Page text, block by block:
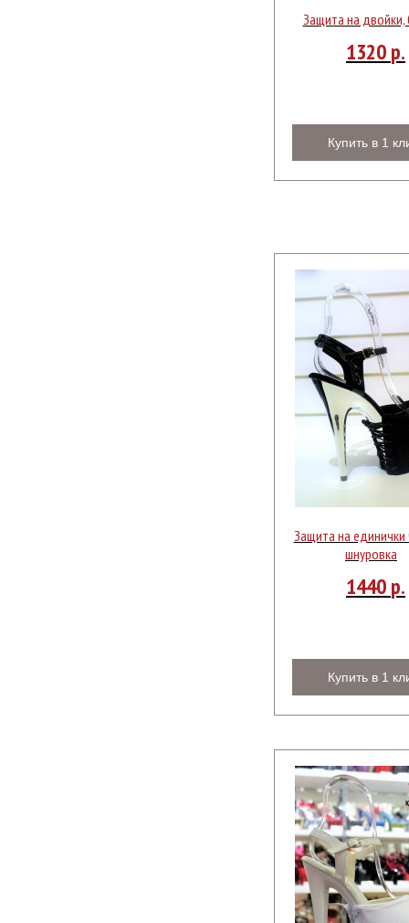
Защита на двойки,
1320р.
Купить в 1
Защита на единички
шнуровка
1440р.
Купить в 1